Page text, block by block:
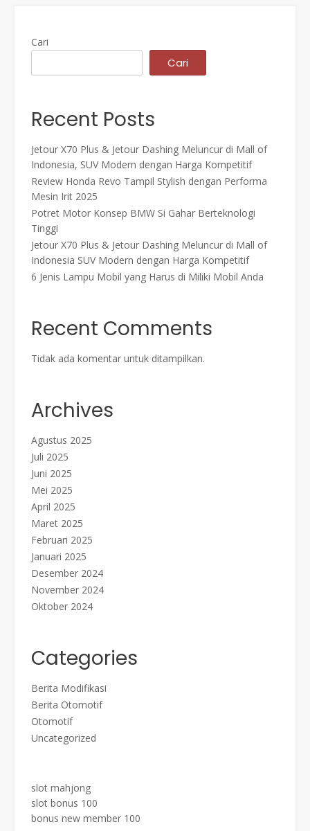
Cari
Cari
Recent Posts
Jetour X70 Plus & Jetour Dashing Meluncur di Mall of
Indonesia, SUV Modern dengan Harga Kompetitif
Review Honda Revo Tampil Stylish dengan Performa
Mesin Irit 2025
Potret Motor Konsep BMW Si Gahar Berteknologi
Tinggi
Jetour X70 Plus & Jetour Dashing Meluncur di Mall of
Indonesia SUV Modern dengan Harga Kompetitif
6 Jenis Lampu Mobil yang Harus di Miliki Mobil Anda
Recent Comments
Tidak ada komentar untuk ditampilkan.
Archives
Agustus 2025
Juli 2025
Juni 2025
Mei 2025
April 2025
Maret 2025
Februari 2025
Januari 2025
Desember 2024
November 2024
Oktober 2024
Categories
Berita Modifikasi
Berita Otomotif
Otomotif
Uncategorized
slot mahjong
slot bonus 100
bonus new member 100